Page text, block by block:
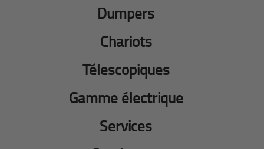
Dumpers
Chariots
Télescopiques
Gamme électrique
Services